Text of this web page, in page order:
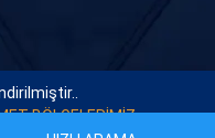
BÖLGELERİMİZ